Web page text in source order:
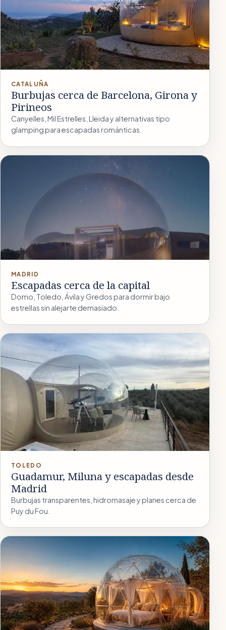
CATALUÑA
Burbujas cerca de Barcelona, Girona y
Pirineos
Canyelles, Mil Estrelles, Lleida y alternativas tipo
glamping para escapadas románticas.
MADRID
Escapadas cerca de la capital
Domo, Toledo, Ávila y Gredos para dormir bajo
estrellas sin alejarte demasiado.
TOLEDO
Guadamur, Miluna y escapadas desde
Madrid
Burbujas transparentes, hidromasaje y planes cerca de
Puy du Fou.